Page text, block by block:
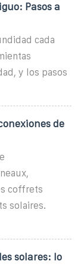
Pasos a
cada
y los pasos
de
coffrets
solaires.
solares: lo